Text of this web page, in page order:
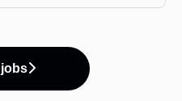
jobs